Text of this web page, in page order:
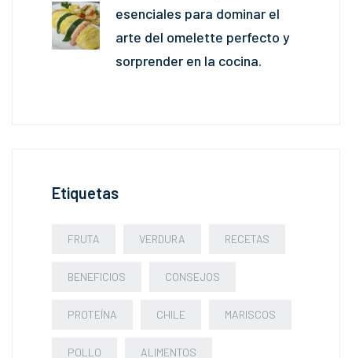
esenciales para dominar el
arte del omelette perfecto y
sorprender en la cocina.
Etiquetas
FRUTA VERDURA RECETAS
BENEFICIOS CONSEJOS
PROTEÍNA CHILE MARISCOS
POLLO ALIMENTOS